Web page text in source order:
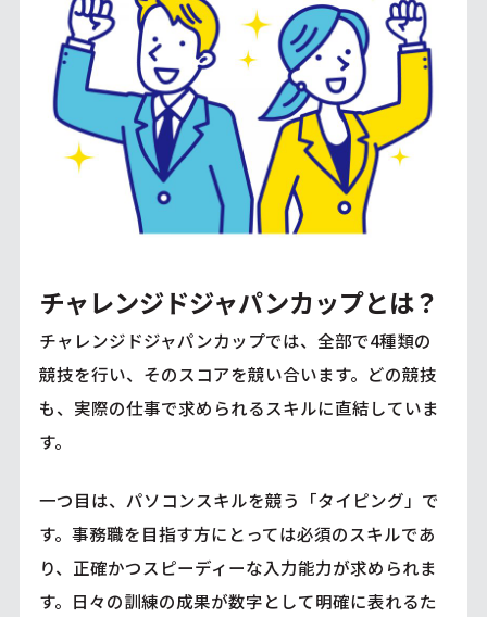
チャレンジドジャパンカップとは？
チャレンジドジャパンカップでは、全部で4種類の
競技を行い、そのスコアを競い合います。どの競技
も、実際の仕事で求められるスキルに直結していま
す。
一つ目は、パソコンスキルを競う「タイピング」で
す。事務職を目指す方にとっては必須のスキルであ
り、正確かつスピーディーな入力能力が求められま
す。日々の訓練の成果が数字として明確に表れるた